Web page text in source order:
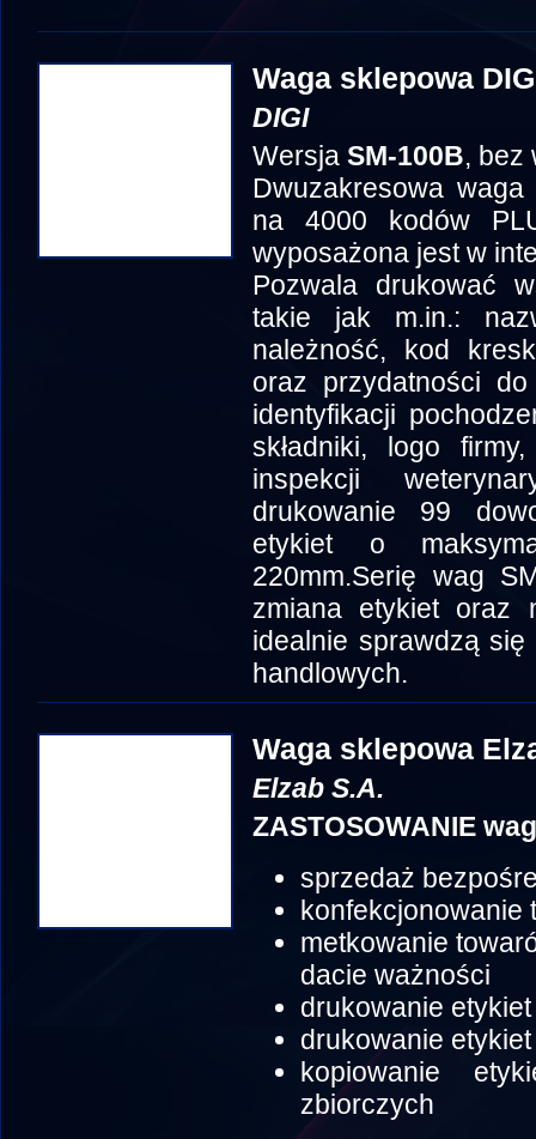
Waga sklepowa
DIGI
Wersja SM-100B, bez
Dwuzakresowa
na 4000 kodów
wyposażona jest w
Pozwala drukować
takie jak m.in.:
należność, kod
oraz przydatności
identyfikacji
składniki, logo
inspekcji
drukowanie 99
etykiet o
220mm.Serię wag
zmiana etykiet oraz
idealnie sprawdzą
handlowych.
Waga sklepowa
Elzab S.A.
ZASTOSOWANIE
sprzedaż
konfekcjonowanie
metkowanie
dacie ważności
drukowanie
drukowanie
kopiowanie
zbiorczych